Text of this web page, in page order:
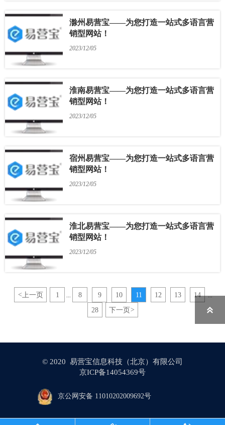
滁州易营宝——为您打造一站式多语言营
销型网站！
2023/12/05
淮南易营宝——为您打造一站式多语言营
销型网站！
2023/12/05
宿州易营宝——为您打造一站式多语言营
销型网站！
2023/12/05
淮北易营宝——为您打造一站式多语言营
销型网站！
2023/12/05
<上一页 1 ... 8 9 10 11 12 13 14 ...
28 下一页 >
© 2020 易营宝信息科技（北京）有限公司
京ICP备14054369号
京公网安备 11010202009692号
